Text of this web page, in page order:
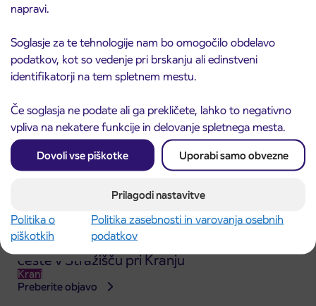
napravi.
Soglasje za te tehnologije nam bo omogočilo obdelavo
podatkov, kot so vedenje pri brskanju ali edinstveni
identifikatorji na tem spletnem mestu.
Če soglasja ne podate ali ga prekličete, lahko to negativno
vpliva na nekatere funkcije in delovanje spletnega mesta.
Dovoli vse piškotke Uporabi samo obvezne
Prilagodi nastavitve
Politika o
piškotkih
Politika zasebnosti in varovanja osebnih
podatkov
Kranj
Obvestilo o popolni zapori dela Škofjeloške
ceste v Stražišču pri Kranju
Kranj
Preberite objavo